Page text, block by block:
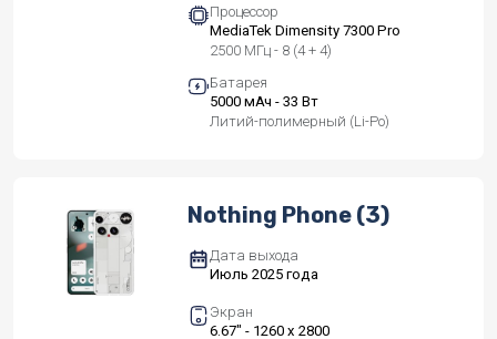
Процессор
MediaTek Dimensity 7300 Pro
2500 МГц - 8 (4 + 4)
Батарея
5000 мАч - 33 Вт
Литий-полимерный (Li-Po)
Nothing Phone (3)
Дата выхода
Июль 2025 года
Экран
6.67" - 1260 x 2800